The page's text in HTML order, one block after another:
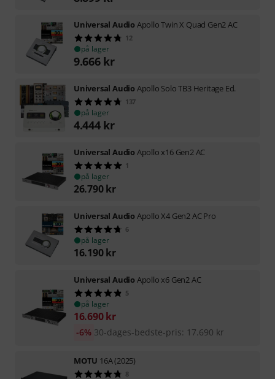
Universal AudioApollo Twin X Quad Gen2 AC
12
på lager
9.666 kr
Universal AudioApollo Solo TB3 Heritage Ed.
137
på lager
4.444 kr
Universal AudioApollo x16 Gen2 AC
1
på lager
26.790 kr
Universal AudioApollo X4 Gen2 AC Pro
6
på lager
16.190 kr
Universal AudioApollo x6 Gen2 AC
5
på lager
16.690 kr
30-dages-bedste-pris: 17.690 kr
-6%
MOTU 16A (2025)
8